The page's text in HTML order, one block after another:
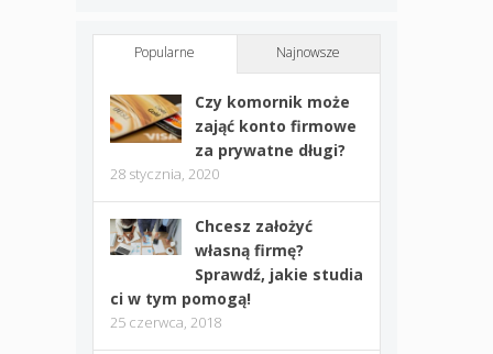
Popularne Najnowsze
Czy komornik może
zająć konto firmowe
za prywatne długi?
28 stycznia, 2020
Chcesz założyć
własną firmę?
Sprawdź, jakie studia
ci w tym pomogą!
25 czerwca, 2018